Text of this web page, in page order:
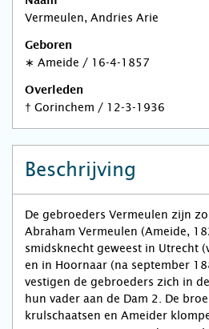
Vermeulen, Andries Arie
Geboren
∗ Ameide / 16-4-1857
Overleden
† Gorinchem / 12-3-1936
Beschrijving
De gebroeders Vermeulen zijn
Abraham Vermeulen (Ameide,
smidsknecht geweest in Utrecht
en in Hoornaar (na september
vestigen de gebroeders zich in
hun vader aan de Dam 2. De
krulschaatsen en Ameider